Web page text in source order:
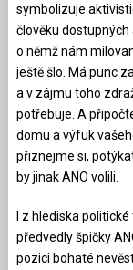
symbolizuje
člověku
o němž nám
ještě šlo. Má punc
a v zájmu toho
potřebuje. A
domu a výfuk
přiznejme si,
by jinak ANO volili.
I z hlediska
předvedly špičky
pozici bohaté